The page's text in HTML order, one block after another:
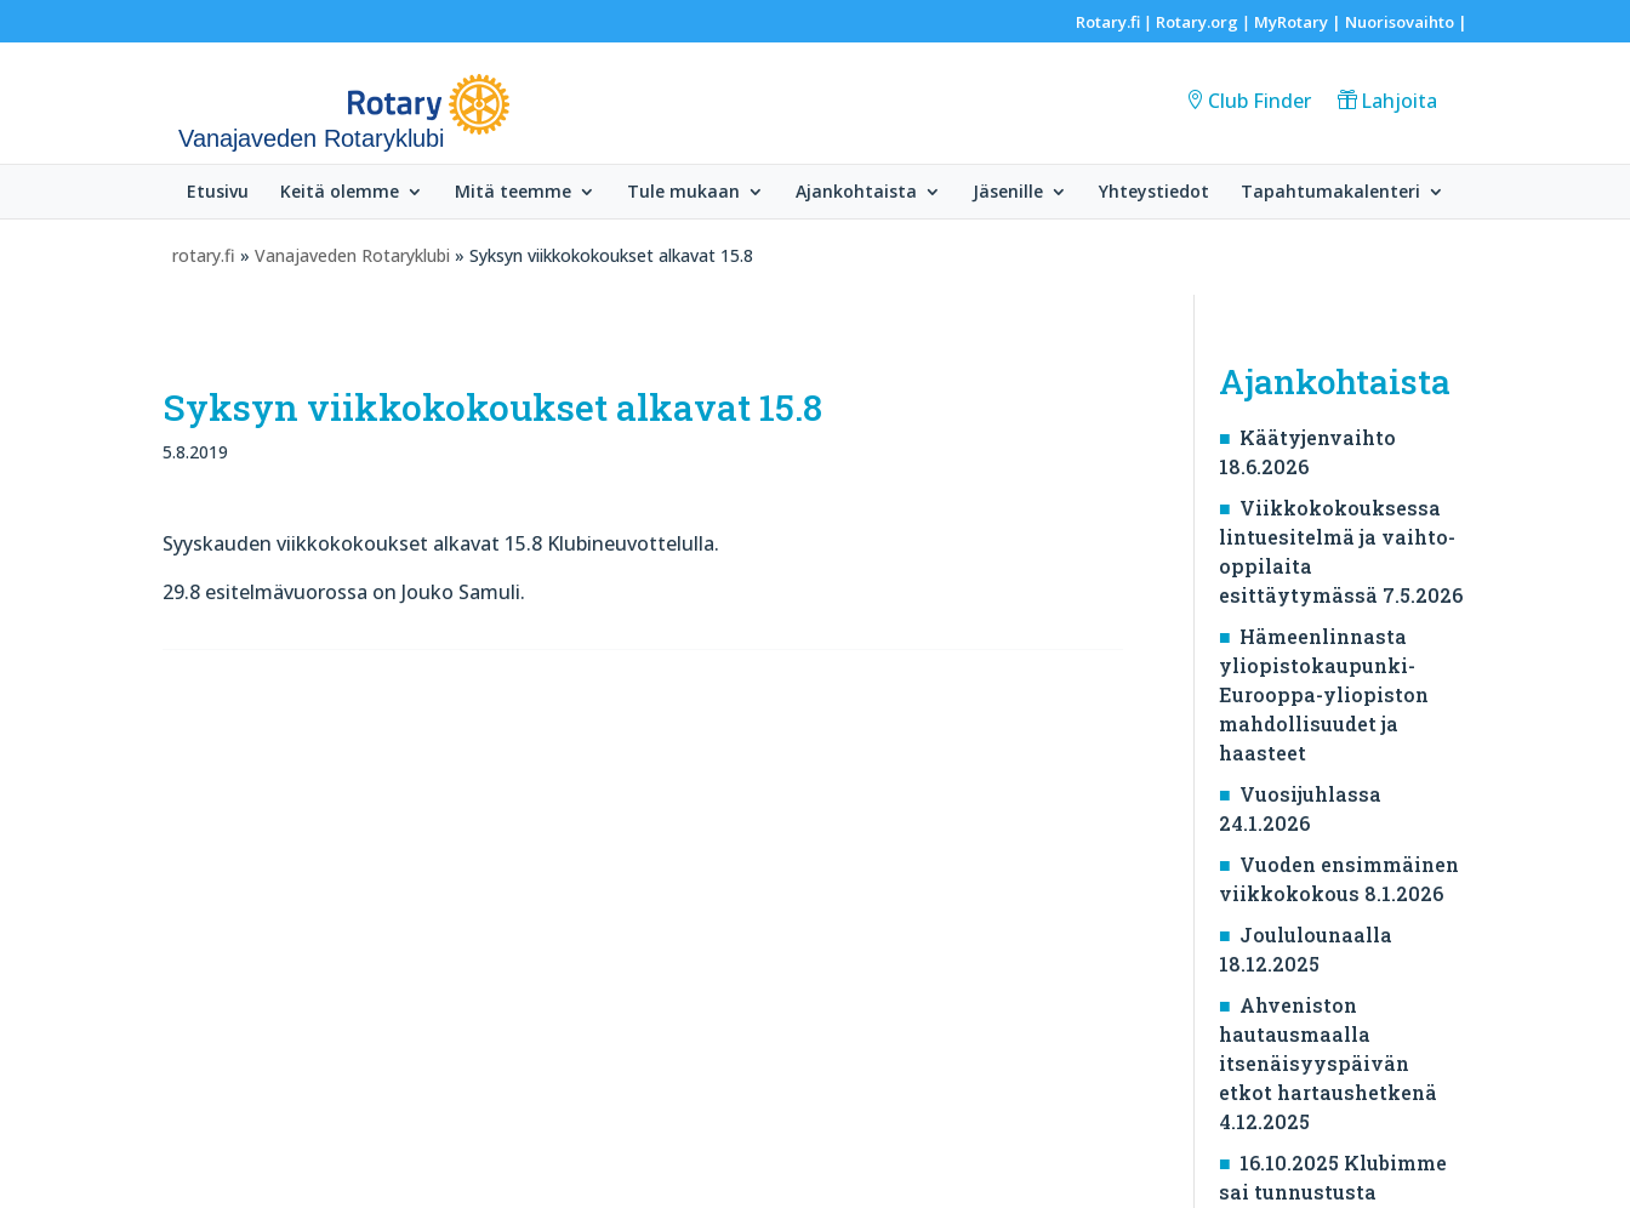
Rotary.fi| Rotary.org | MyRotary | Nuorisovaihto|
Vanajaveden Rotaryklubi
Club Finder Lahjoita
Etusivu Keitä olemme Mitä teemme Tule mukaan Ajankohtaista Jäsenille Yhteystiedot Tapahtumakalenteri
rotary.fi » Vanajaveden Rotaryklubi » Syksyn viikkokokoukset alkavat 15.8
Syksyn viikkokokoukset alkavat 15.8
5.8.2019
Syyskauden viikkokokoukset alkavat 15.8 Klubineuvottelulla.
29.8 esitelmävuorossa on Jouko Samuli.
Ajankohtaista
Käätyjenvaihto
18.6.2026
Viikkokokouksessa
lintuesitelmä ja vaihto-
oppilaita
esittäytymässä 7.5.2026
Hämeenlinnasta
yliopistokaupunki-
Eurooppa-yliopiston
mahdollisuudet ja
haasteet
Vuosijuhlassa
24.1.2026
Vuoden ensimmäinen
viikkokokous 8.1.2026
Joululounaalla
18.12.2025
Ahveniston
hautausmaalla
itsenäisyyspäivän
etkot hartaushetkenä
4.12.2025
16.10.2025 Klubimme
sai tunnustusta